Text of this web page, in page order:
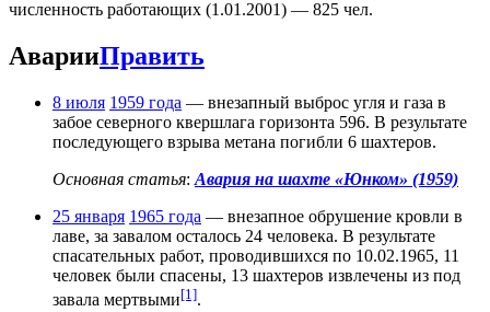
численность работающих (1.01.2001) — 825 чел.
АварииПравить
8 июля 1959 года — внезапный выброс угля и газа в
забое северного квершлага горизонта 596. В результате
последующего взрыва метана погибли 6 шахтеров.
Основная статья: Авария на шахте «Юнком» (1959)
25 января 1965 года — внезапное обрушение кровли в
лаве, за завалом осталось 24 человека. В результате
спасательных работ, проводившихся по 10.02.1965, 11
человек были спасены, 13 шахтеров извлечены из под
завала мертвыми[1].